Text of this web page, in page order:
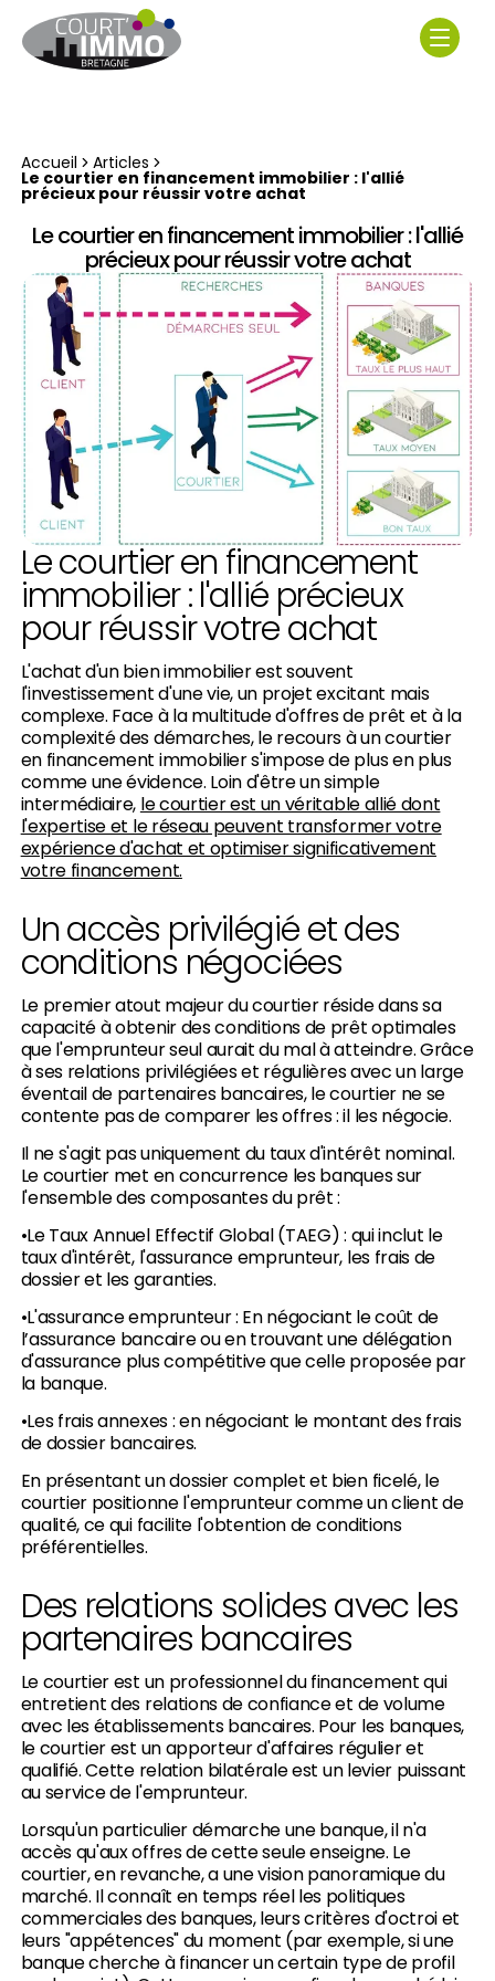
Accueil Articles
Le courtier en financement immobilier : l'allié
précieux pour réussir votre achat
Le courtier en financement immobilier : l'allié
précieux pour réussir votre achat
Le courtier en financement
immobilier : l'allié précieux
pour réussir votre achat
L'achat d'un bien immobilier est souvent
l'investissement d'une vie, un projet excitant mais
complexe. Face à la multitude d'offres de prêt et à la
complexité des démarches, le recours à un courtier
en financement immobilier s'impose de plus en plus
comme une évidence. Loin d'être un simple
intermédiaire, le courtier est un véritable allié dont
l'expertise et le réseau peuvent transformer votre
expérience d'achat et optimiser significativement
votre financement.
Un accès privilégié et des
conditions négociées
Le premier atout majeur du courtier réside dans sa
capacité à obtenir des conditions de prêt optimales
que l'emprunteur seul aurait du mal à atteindre. Grâce
à ses relations privilégiées et régulières avec un large
éventail de partenaires bancaires, le courtier ne se
contente pas de comparer les offres : il les négocie.
Il ne s'agit pas uniquement du taux d'intérêt nominal.
Le courtier met en concurrence les banques sur
l'ensemble des composantes du prêt :
•Le Taux Annuel Effectif Global (TAEG) : qui inclut le
taux d'intérêt, l'assurance emprunteur, les frais de
dossier et les garanties.
•L'assurance emprunteur : En négociant le coût de
l’assurance bancaire ou en trouvant une délégation
d'assurance plus compétitive que celle proposée par
la banque.
•Les frais annexes : en négociant le montant des frais
de dossier bancaires.
En présentant un dossier complet et bien ficelé, le
courtier positionne l'emprunteur comme un client de
qualité, ce qui facilite l'obtention de conditions
préférentielles.
Des relations solides avec les
partenaires bancaires
Le courtier est un professionnel du financement qui
entretient des relations de confiance et de volume
avec les établissements bancaires. Pour les banques,
le courtier est un apporteur d'affaires régulier et
qualifié. Cette relation bilatérale est un levier puissant
au service de l'emprunteur.
Lorsqu'un particulier démarche une banque, il n'a
accès qu'aux offres de cette seule enseigne. Le
courtier, en revanche, a une vision panoramique du
marché. Il connaît en temps réel les politiques
commerciales des banques, leurs critères d'octroi et
leurs "appétences" du moment (par exemple, si une
banque cherche à financer un certain type de profil